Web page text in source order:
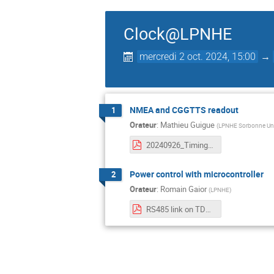
Clock@LPNHE
mercredi 2 oct. 2024, 15:00 →
1 NMEA and CGGTTS readout
Orateur: Mathieu Guigue (LPNHE Sorbonne
20240926_Timing_CGGTTSNMEAReaders.pdf
2 Power control with microcontroller
Orateur: Romain Gaior (LPNHE)
RS485 link on TDM.pdf